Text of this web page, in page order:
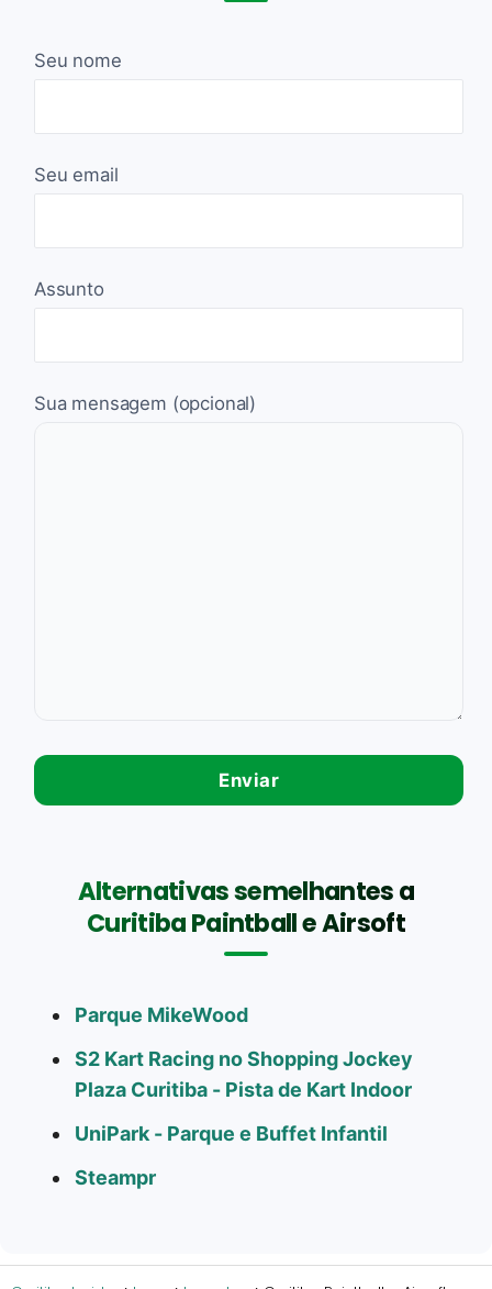
Seu nome
Seu email
Assunto
Sua mensagem (opcional)
Alternativas semelhantes a
Curitiba Paintball e Airsoft
Parque MikeWood
S2 Kart Racing no Shopping Jockey
Plaza Curitiba - Pista de Kart Indoor
UniPark - Parque e Buffet Infantil
Steampr